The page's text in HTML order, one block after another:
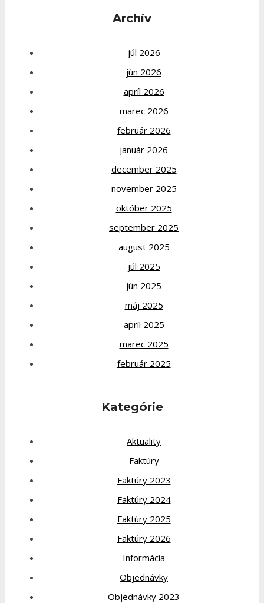
Archív
júl 2026
jún 2026
apríl 2026
marec 2026
február 2026
január 2026
december 2025
november 2025
október 2025
september 2025
august 2025
júl 2025
jún 2025
máj 2025
apríl 2025
marec 2025
február 2025
Kategórie
Aktuality
Faktúry
Faktúry 2023
Faktúry 2024
Faktúry 2025
Faktúry 2026
Informácia
Objednávky
Objednávky 2023